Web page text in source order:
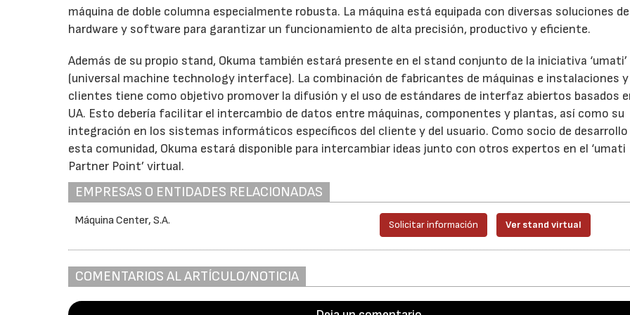
máquina de doble columna especialmente robusta. La máquina está equipada con diversas soluciones de
hardware y software para garantizar un funcionamiento de alta precisión, productivo y eficiente.
Además de su propio stand, Okuma también estará presente en el stand conjunto de la iniciativa ‘umati’
(universal machine technology interface). La combinación de fabricantes de máquinas e instalaciones
clientes tiene como objetivo promover la difusión y el uso de estándares de interfaz abiertos basados
UA. Esto debería facilitar el intercambio de datos entre máquinas, componentes y plantas, así como su
integración en los sistemas informáticos específicos del cliente y del usuario. Como socio de desarrollo
esta comunidad, Okuma estará disponible para intercambiar ideas junto con otros expertos en el ‘umati
Partner Point’ virtual.
EMPRESAS O ENTIDADES RELACIONADAS
Máquina Center, S.A. Solicitar información Ver stand virtual
COMENTARIOS AL ARTÍCULO/NOTICIA